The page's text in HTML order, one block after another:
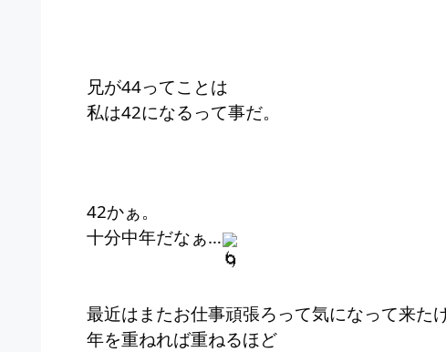
兄が44ってことは
私は42になるって事だ。
42かぁ。
十分中年だなぁ…
最近はまたお仕事頑張ろって気になって来た
年を重ねれば重ねるほど